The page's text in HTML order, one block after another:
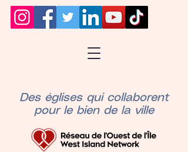
Des églises qui collaborent
pour le bien de la ville